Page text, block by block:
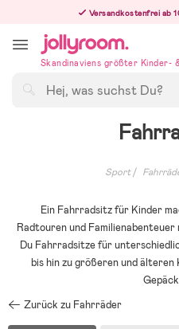
innehållet
Versandkostenfrei ab
Bestellungen, die nach 12:00 Uhr
Skandinaviens größter Kinder-
Sport
Ein Fahrradsitz für Kinder
Radtouren und
Du Fahrradsitze für
bis hin zu größeren und älteren
Gepäck
Zurück zu Fahrräder